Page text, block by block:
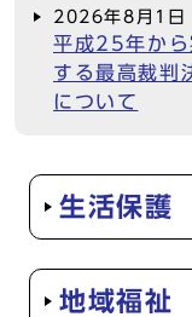
2026年8月1日
平成25年から
する最高裁判
について
生活保護
地域福祉